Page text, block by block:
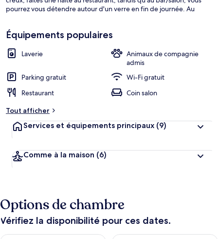
Vue depuis l’hébergement
pourrez vous détendre autour d'un verre en fin de journée. Au
gâteau, les logements regorgent de petits plus comme des
Équipements populaires
Laverie
Animaux de compagnie
admis
Parking gratuit
Wi-Fi gratuit
Restaurant
Coin salon
Tout afficher
Services et équipements principaux (9)
Comme à la maison (6)
Options de chambre
Vérifiez la disponibilité pour ces dates.